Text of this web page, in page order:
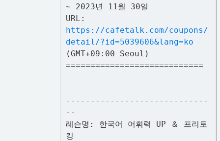
~ 2023년 11월 30일
URL:
https://cafetalk.com/coupons/
detail/?id=5039606&lang=ko
(GMT+09:00 Seoul)
============================
-----------------------------
--
레슨명: 한국어 어휘력 UP ＆ 프리토
킹